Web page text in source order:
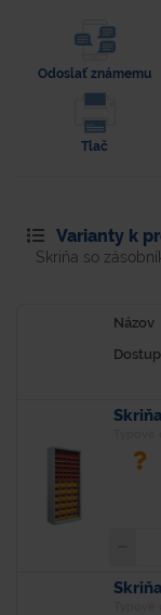
Odoslať známemu
Tlač
Varianty k
Skriňa so
Názov